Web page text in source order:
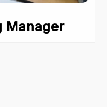
Manager